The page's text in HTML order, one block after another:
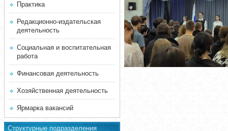
Практика
Редакционно-издательская
деятельность
Социальная и воспитательная
работа
Финансовая деятельность
Хозяйственная деятельность
Ярмарка вакансий
Структурные подразделения